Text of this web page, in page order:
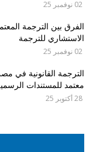
02 نوفمبر 25
الفرق بين الترجمة
الاستشاري للترجمة
02 نوفمبر 25
الترجمة القانونية في
معتمد للمستندات
28 أكتوبر 25